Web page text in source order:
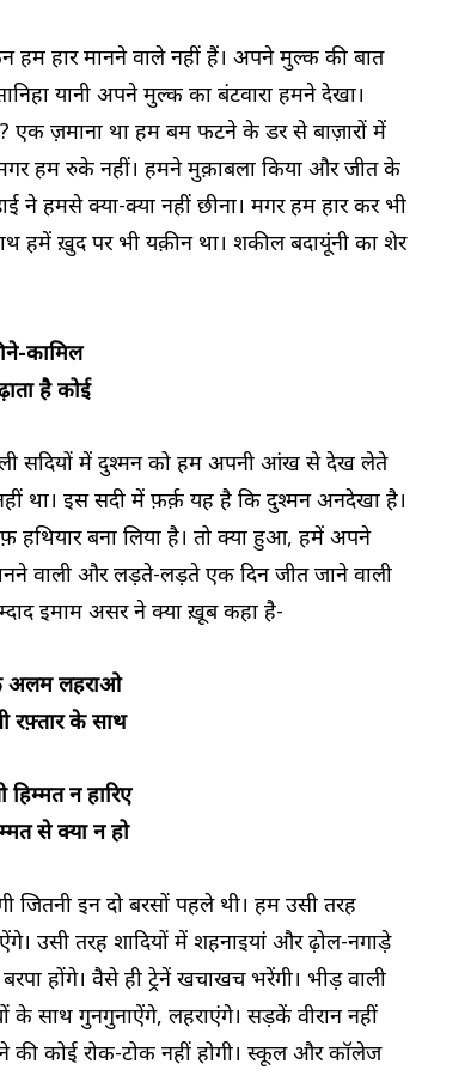
हम हार मानने वाले नहीं हैं। अपने मुल्क की बात
यानी अपने मुल्क का बंटवारा हमने देखा।
एक ज़माना था हम बम फटने के डर से बाज़ारों में
हम रुके नहीं। हमने मुक़ाबला किया और जीत के
हमसे क्या-क्या नहीं छीना। मगर हम हार कर भी
हमें ख़ुद पर भी यक़ीन था। शकील बदायूंनी का शेर
कामिल
है कोई
सदियों में दुश्मन को हम अपनी आंख से देख लेते
था। इस सदी में फ़र्क़ यह है कि दुश्मन अनदेखा है।
बना लिया है। तो क्या हुआ, हमें अपने
वाली और लड़ते-लड़ते एक दिन जीत जाने वाली
इमाम असर ने क्या ख़ूब कहा है-
अलम लहराओ
रफ़्तार के साथ
न हारिए
से क्या न हो
जितनी इन दो बरसों पहले थी। हम उसी तरह
उसी तरह शादियों में शहनाइयां और ढ़ोल-नगाड़े
होंगे। वैसे ही ट्रेनें खचाखच भरेंगी। भीड़ वाली
के साथ गुनगुनाऐंगे, लहराएंगे। सड़कें वीरान नहीं
की कोई रोक-टोक नहीं होगी। स्कूल और कॉलेज